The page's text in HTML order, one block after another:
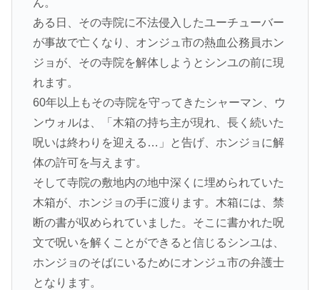
ん。
ある日、その寺院に不法侵入したユーチューバー
が事故で亡くなり、オンジュ市の熱血公務員ホン
ジョが、その寺院を解体しようとシンユの前に現
れます。
60年以上もその寺院を守ってきたシャーマン、ウ
ンウォルは、「木箱の持ち主が現れ、長く続いた
呪いは終わりを迎える…」と告げ、ホンジョに解
体の許可を与えます。
そして寺院の敷地内の地中深くに埋められていた
木箱が、ホンジョの手に渡ります。木箱には、禁
断の書が収められていました。そこに書かれた呪
文で呪いを解くことができると信じるシンユは、
ホンジョのそばにいるためにオンジュ市の弁護士
となります。